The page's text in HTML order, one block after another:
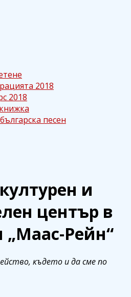
2018
2018
песен
и
център в
Рейн“
и
център в
„Маас-Рейн“
където и да сме по